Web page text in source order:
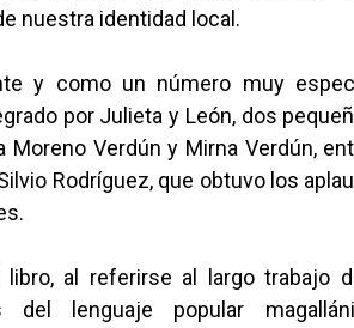
nuestra identidad local.
y como un número muy
por Julieta y León, dos
Moreno Verdún y Mirna Verdún,
Rodríguez, que obtuvo los
libro, al referirse al largo trabajo
del lenguaje popular